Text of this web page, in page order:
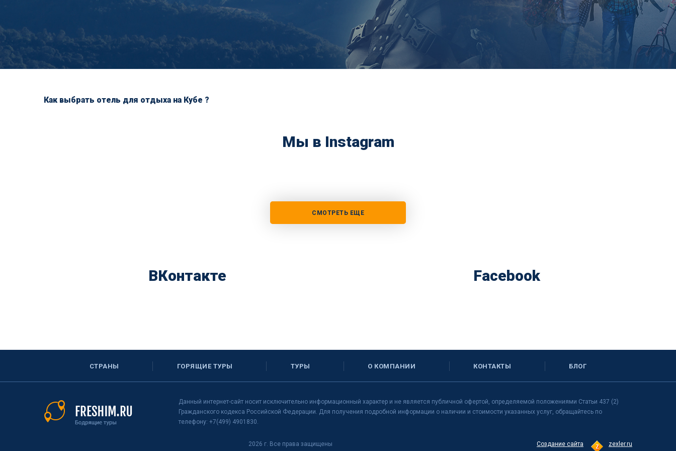
Как выбрать отель для отдыха на Кубе ?
Мы в Instagram
СМОТРЕТЬ ЕЩЕ
ВКонтакте Facebook
СТРАНЫ ГОРЯЩИЕ ТУРЫ ТУРЫ О КОМПАНИИ КОНТАКТЫ БЛОГ
Данный интернет-сайт носит исключительно информационный характер и не является публичной офертой, определяемой положениями Статьи 437 (2)
Гражданского кодекса Российской Федерации. Для получения подробной информации о наличии и стоимости указанных услуг, обращайтесь по
телефону: +7(499) 4901830.
Создание сайта zexler.ru
2026 г. Все права защищены